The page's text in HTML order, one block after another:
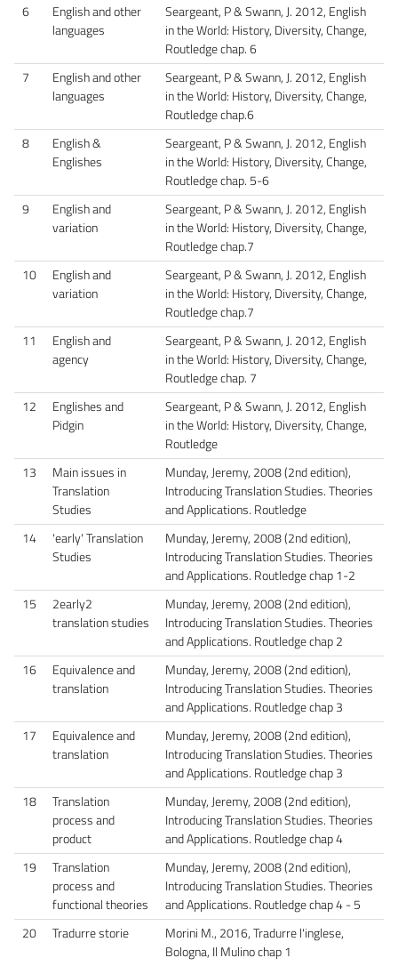
6
English and other
languages
Seargeant, P & Swann, J. 2012, English
in the World: History, Diversity, Change,
Routledge chap. 6
7
English and other
languages
Seargeant, P & Swann, J. 2012, English
in the World: History, Diversity, Change,
Routledge chap.6
8
English &
Englishes
Seargeant, P & Swann, J. 2012, English
in the World: History, Diversity, Change,
Routledge chap. 5-6
9
English and
variation
Seargeant, P & Swann, J. 2012, English
in the World: History, Diversity, Change,
Routledge chap.7
10
English and
variation
Seargeant, P & Swann, J. 2012, English
in the World: History, Diversity, Change,
Routledge chap.7
11
English and
agency
Seargeant, P & Swann, J. 2012, English
in the World: History, Diversity, Change,
Routledge chap. 7
12
Englishes and
Pidgin
Seargeant, P & Swann, J. 2012, English
in the World: History, Diversity, Change,
Routledge
13
Main issues in
Translation
Studies
Munday, Jeremy, 2008 (2nd edition),
Introducing Translation Studies. Theories
and Applications. Routledge
14
'early' Translation
Studies
Munday, Jeremy, 2008 (2nd edition),
Introducing Translation Studies. Theories
and Applications. Routledge chap 1-2
15
2early2
translation studies
Munday, Jeremy, 2008 (2nd edition),
Introducing Translation Studies. Theories
and Applications. Routledge chap 2
16
Equivalence and
translation
Munday, Jeremy, 2008 (2nd edition),
Introducing Translation Studies. Theories
and Applications. Routledge chap 3
17
Equivalence and
translation
Munday, Jeremy, 2008 (2nd edition),
Introducing Translation Studies. Theories
and Applications. Routledge chap 3
18
Translation
process and
product
Munday, Jeremy, 2008 (2nd edition),
Introducing Translation Studies. Theories
and Applications. Routledge chap 4
19
Translation
process and
functional theories
Munday, Jeremy, 2008 (2nd edition),
Introducing Translation Studies. Theories
and Applications. Routledge chap 4 - 5
20
Tradurre storie
Morini M., 2016, Tradurre l'inglese,
Bologna, Il Mulino chap 1